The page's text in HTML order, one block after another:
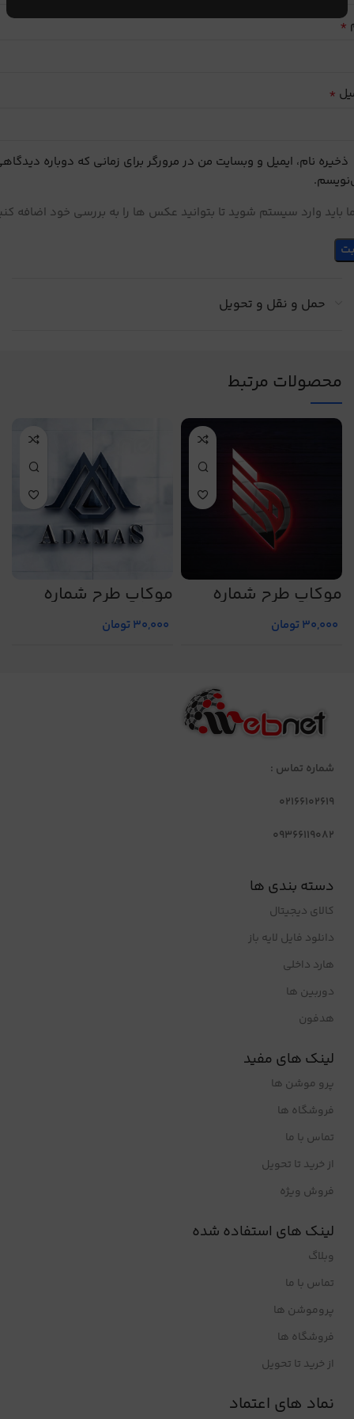
*
*
ذخیره نام، ایمیل و وبسایت من در مرورگر برای زمانی که دوباره
باید وارد سیستم شوید تا بتوانید عکس ها را به بررسی خود اضافه
حمل و نقل و تحویل
محصولات مرتبط
موکاپ طرح شماره
5006
30,000تومان
موکاپ طرح شماره
5016
30,000تومان
شماره تماس :
02166102619
09366119082
دسته بندی ها
کالای دیجیتال
دانلود فایل لایه باز
هارد داخلی
دوربین ها
هدفون
لینک های مفید
پرو موشن ها
فروشگاه ها
تماس با ما
از خرید تا تحویل
فروش ویژه
لینک های استفاده شده
وبلاگ
تماس با ما
پروموشن ها
فروشگاه ها
از خرید تا تحویل
نماد های اعتماد